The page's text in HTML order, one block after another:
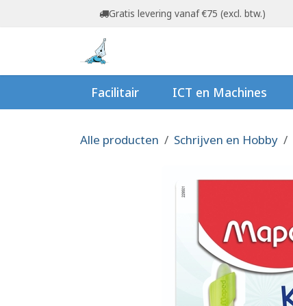
Overslaan naar inhoudGratis levering vanaf €75 (excl. btw.)
Facilitair ICT en Machines
Alle producten Schrijven en Hobby